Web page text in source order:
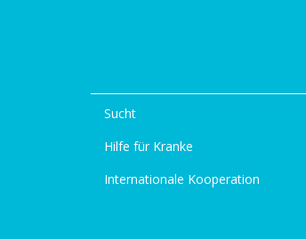
Sucht
Hilfe für Kranke
Internationale Kooperation